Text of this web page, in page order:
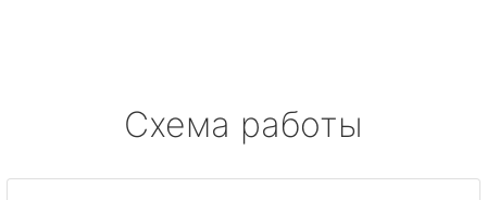
Схема работы